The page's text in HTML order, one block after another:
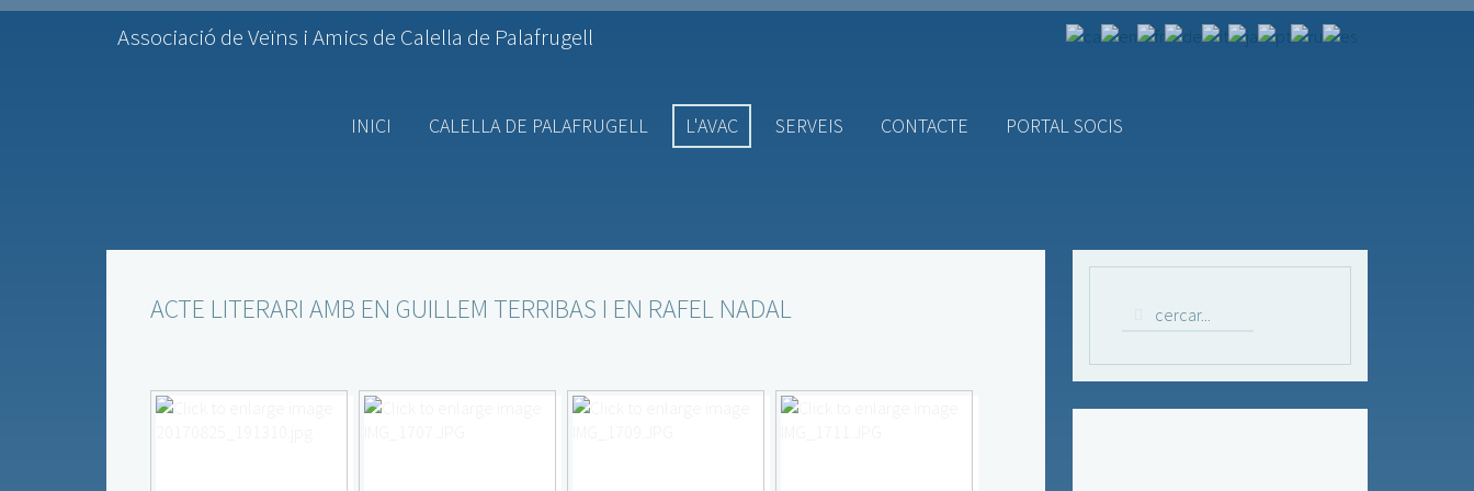
Associació de Veïns i Amics de Calella de Palafrugell
INICI CALELLA DE PALAFRUGELL L'AVAC SERVEIS CONTACTE PORTAL SOCIS
ACTE LITERARI AMB EN GUILLEM TERRIBAS I EN RAFEL NADAL